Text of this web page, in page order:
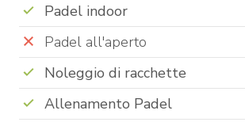
Padel indoor
Padel all'aperto
Noleggio di racchette
Allenamento Padel